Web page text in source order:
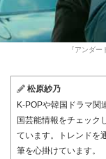
『アンダ
松原紗乃
K-POPや韓国ドラマ関
国芸能情報をチェック
ています。トレンドを
筆を心掛けています。